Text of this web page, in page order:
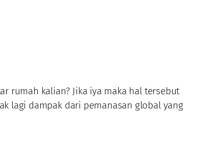
rumah kalian? Jika iya maka hal tersebut
lagi dampak dari pemanasan global yang